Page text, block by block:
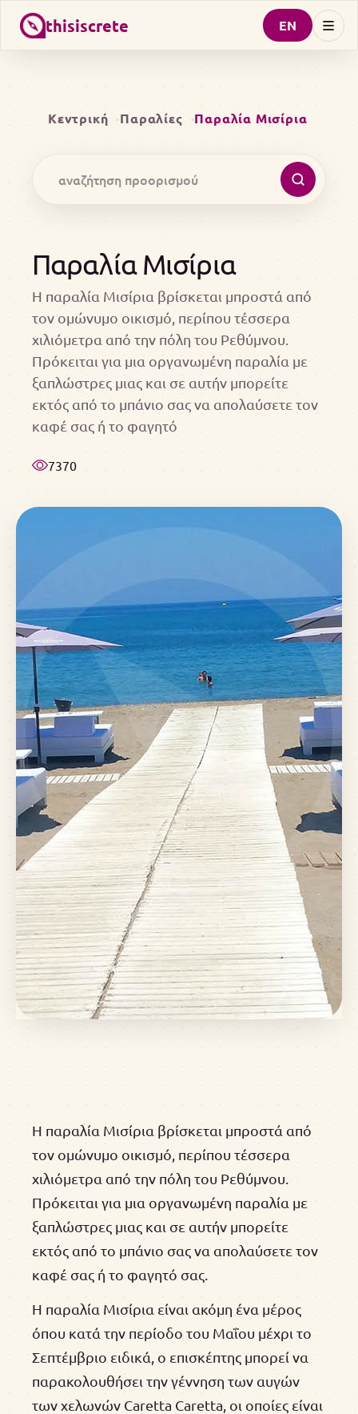
thisiscrete EN
Κεντρική Παραλίες Παραλία Μισίρια
Παραλία Μισίρια
Η παραλία Μισίρια βρίσκεται μπροστά από
τον ομώνυμο οικισμό, περίπου τέσσερα
χιλιόμετρα από την πόλη του Ρεθύμνου.
Πρόκειται για μια οργανωμένη παραλία με
ξαπλώστρες μιας και σε αυτήν μπορείτε
εκτός από το μπάνιο σας να απολαύσετε τον
καφέ σας ή το φαγητό
7370
Η παραλία Μισίρια βρίσκεται μπροστά από
τον ομώνυμο οικισμό, περίπου τέσσερα
χιλιόμετρα από την πόλη του Ρεθύμνου.
Πρόκειται για μια οργανωμένη παραλία με
ξαπλώστρες μιας και σε αυτήν μπορείτε
εκτός από το μπάνιο σας να απολαύσετε τον
καφέ σας ή το φαγητό σας.
Η παραλία Μισίρια είναι ακόμη ένα μέρος
όπου κατά την περίοδο του Μαΐου μέχρι το
Σεπτέμβριο ειδικά, ο επισκέπτης μπορεί να
παρακολουθήσει την γέννηση των αυγών
των χελωνών Caretta Caretta, οι οποίες είναι